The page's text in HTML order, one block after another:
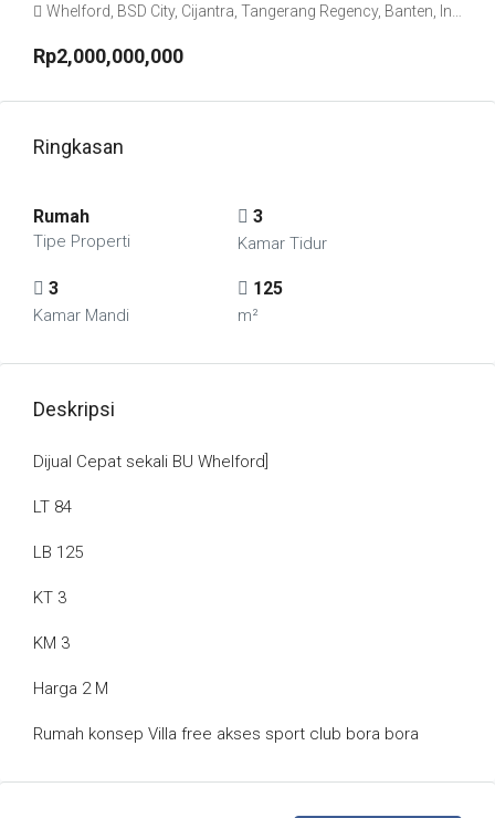
Whelford, BSD City, Cijantra, Tangerang Regency, Banten, Indonesia
Rp2,000,000,000
Ringkasan
Rumah
Tipe Properti
3
Kamar Tidur
3
Kamar Mandi
125
m²
Deskripsi
Dijual Cepat sekali BU Whelford]
LT 84
LB 125
KT 3
KM 3
Harga 2 M
Rumah konsep Villa free akses sport club bora bora